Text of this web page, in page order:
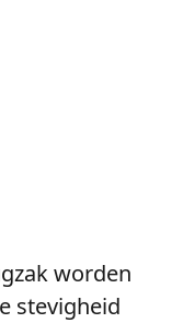
worden
stevigheid